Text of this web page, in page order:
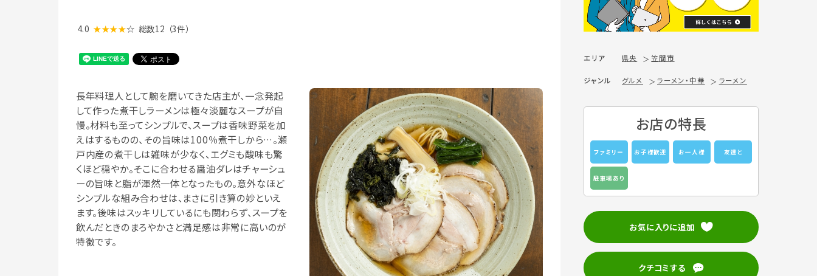
4.0 ★★★★☆ 総数12 （3件）
長年料理人として腕を磨いてきた店主が、一念発起
して作った煮干しラーメンは極々淡麗なスープが自
慢。材料も至ってシンプルで、スープは香味野菜を加
えはするものの、その旨味は100％煮干しから…。瀬
戸内産の煮干しは雑味が少なく、エグミも酸味も驚
くほど穏やか。そこに合わせる醤油ダレはチャーシュ
ーの旨味と脂が渾然一体となったもの。意外なほど
シンプルな組み合わせは、まさに引き算の妙といえ
ます。後味はスッキリしているにも関わらず、スープを
飲んだときのまろやかさと満足感は非常に高いのが
特徴です。
エリア 県央 笠間市
ジャンル グルメ ラーメン・中華 ラーメン
お店の特長
ファミリー お子様歓迎 お一人様 友達と
駐車場あり
お気に入りに追加
クチコミする